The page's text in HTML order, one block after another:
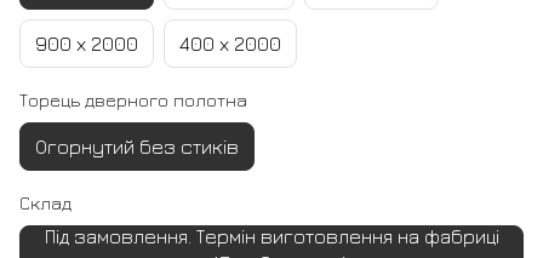
900 х 2000 400 х 2000
Торець дверного полотна
Огорнутий без стиків
Склад
Під замовлення. Термін виготовлення на фабриці